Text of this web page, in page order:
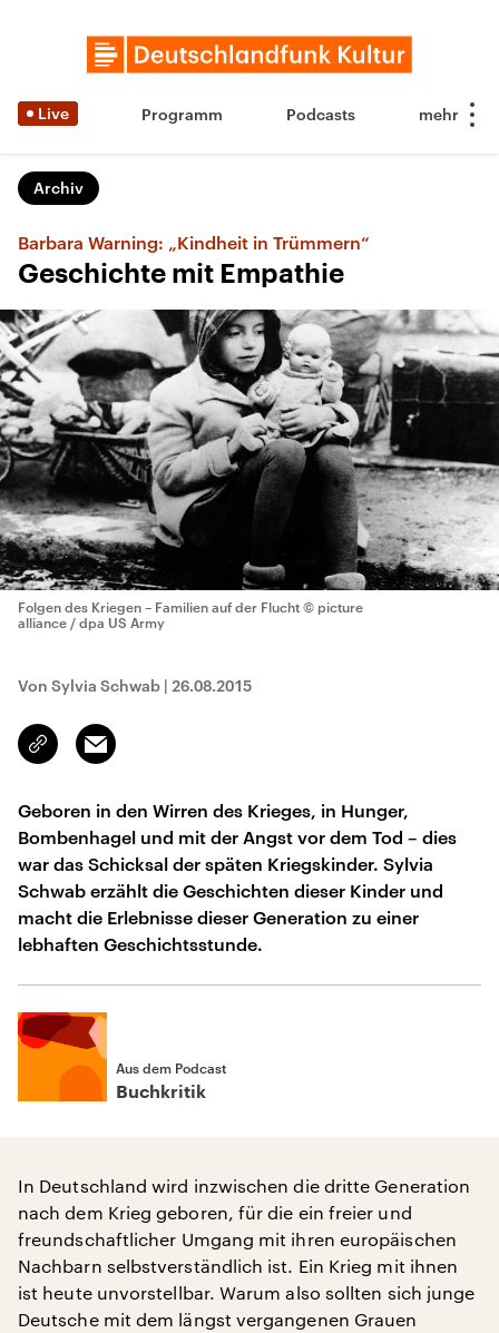
Live Programm Podcasts
Archiv
Barbara Warning: „Kindheit in Trümmern“
Geschichte mit Empathie
Folgen des Kriegen – Familien auf der Flucht © picture
alliance / dpa US Army
Von Sylvia Schwab | 26.08.2015
Link
kopieren/teilen
Email
Geboren in den Wirren des Krieges, in Hunger,
Bombenhagel und mit der Angst vor dem Tod – dies
war das Schicksal der späten Kriegskinder. Sylvia
Schwab erzählt die Geschichten dieser Kinder und
macht die Erlebnisse dieser Generation zu einer
lebhaften Geschichtsstunde.
Aus dem Podcast
Buchkritik
In Deutschland wird inzwischen die dritte Generation
nach dem Krieg geboren, für die ein freier und
freundschaftlicher Umgang mit ihren europäischen
Nachbarn selbstverständlich ist. Ein Krieg mit ihnen
ist heute unvorstellbar. Warum also sollten sich junge
Deutsche mit dem längst vergangenen Grauen